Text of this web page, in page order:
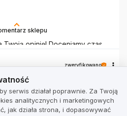
sklepu
Twoją opinię! Doceniamy czas
szczęśliwi, że mamy takich
obsługa sklepu.
zweryfikowano
Noszę na co dzień rozmiar M,
luźniejszy.
produktu:Pomarańczowy t-
serwis działał poprawnie. Za Twoją
analitycznych i marketingowych
jak działa strona, i dopasowywać